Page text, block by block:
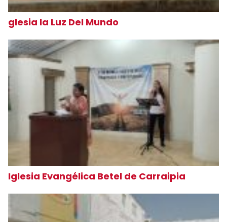
glesia la Luz Del Mundo
Iglesia Evangélica Betel de Carraipia